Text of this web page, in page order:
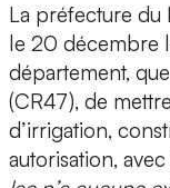
La préfecture du
le 20 décembre
département,
(CR47), de
d’irrigation,
autorisation,